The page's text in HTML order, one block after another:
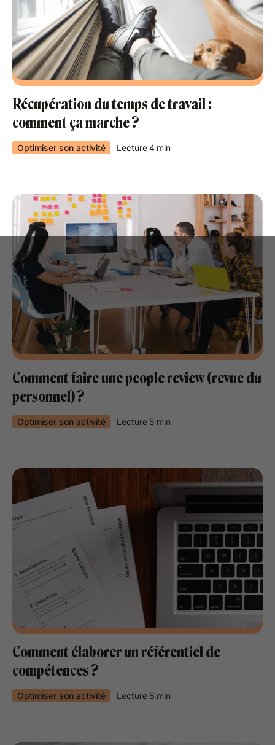
Récupération du temps de travail :
comment ça marche ?
Optimiser son activité Lecture4 min
Comment faire une people review (revue du
personnel) ?
Optimiser son activité Lecture 5 min
Comment élaborer un référentiel de
compétences ?
Optimiser son activité Lecture 6 min